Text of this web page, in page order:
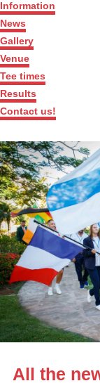
Information
News
Gallery
Venue
Tee times
Results
Contact us!
All the